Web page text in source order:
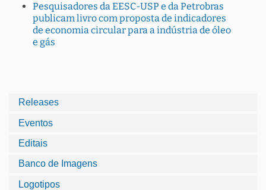
Pesquisadores da EESC-USP e da Petrobras
publicam livro com proposta de indicadores
de economia circular para a indústria de óleo
e gás
Releases
Eventos
Editais
Banco de Imagens
Logotipos